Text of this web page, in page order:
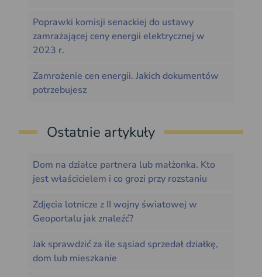
Poprawki komisji senackiej do ustawy
zamrażającej ceny energii elektrycznej w
2023 r.
Zamrożenie cen energii. Jakich dokumentów
potrzebujesz
Ostatnie artykuły
Dom na działce partnera lub małżonka. Kto
jest właścicielem i co grozi przy rozstaniu
Zdjęcia lotnicze z II wojny światowej w
Geoportalu jak znaleźć?
Jak sprawdzić za ile sąsiad sprzedał działkę,
dom lub mieszkanie